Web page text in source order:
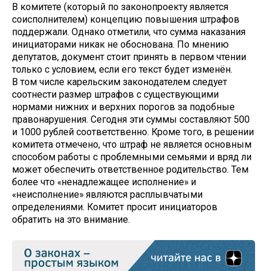
В комитете (который по законопроекту является
соисполнителем) концепцию повышения штрафов
поддержали. Однако отметили, что сумма наказания
инициаторами никак не обоснована. По мнению
депутатов, документ стоит принять в первом чтении
только с условием, если его текст будет изменён.
В том числе карельским законодателем следует
соотнести размер штрафов с существующими
нормами нижних и верхних порогов за подобные
правонарушения. Сегодня эти суммы составляют 500
и 1000 рублей соответственно. Кроме того, в решении
комитета отмечено, что штраф не является основным
способом работы с проблемными семьями и вряд ли
может обеспечить ответственное родительство. Тем
более что «ненадлежащее исполнение» и
«неисполнение» являются расплывчатыми
определениями. Комитет просит инициаторов
обратить на это внимание.